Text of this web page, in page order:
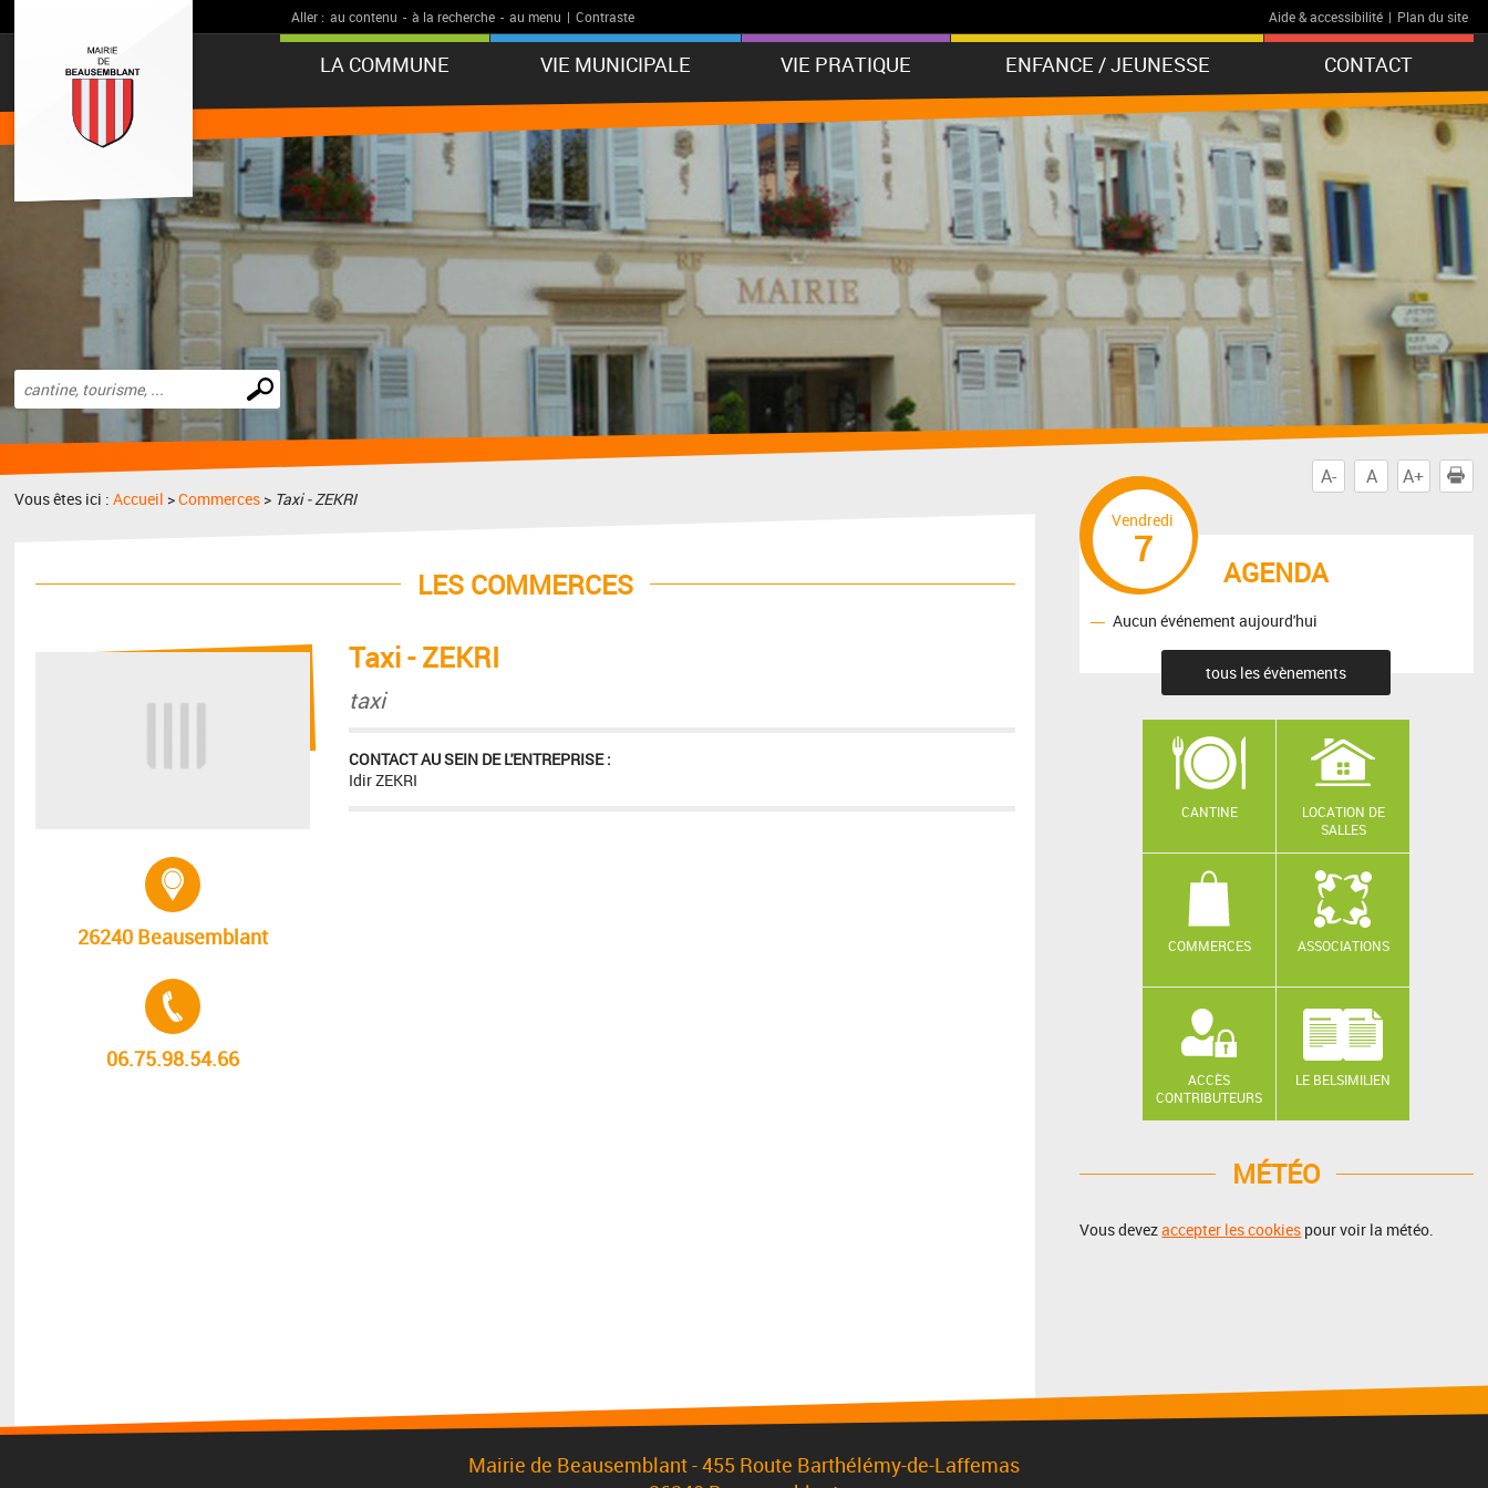
Aller : au contenu - à la recherche - au menu | Contraste Aide & accessibilité | Plan du site
LA COMMUNE VIE MUNICIPALE VIE PRATIQUE ENFANCE / JEUNESSE CONTACT
Effectuer
une
recherche
A- A A+
Vous êtes ici :Accueil >Commerces > Taxi - ZEKRI
LES COMMERCES
Taxi - ZEKRI
taxi
CONTACT AU SEIN DE L'ENTREPRISE :
Idir ZEKRI
26240 Beausemblant
06.75.98.54.66
AGENDA
Vendredi
7
Aucun événement aujourd'hui
tous les évènements
CANTINE
LOCATION DE
SALLES
COMMERCES ASSOCIATIONS
ACCÈS
CONTRIBUTEURS
LE BELSIMILIEN
MÉTÉO
Vous devezaccepter les cookies pour voir la météo.
Mairie de Beausemblant - 455 Route Barthélémy-de-Laffemas